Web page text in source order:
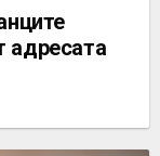
адресата